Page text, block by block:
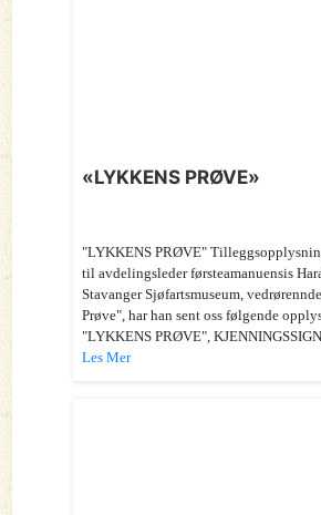
«LYKKENS PRØVE»
"LYKKENS PRØVE"
til avdelingsleder førsteamanuensis
Stavanger Sjøfartsmuseum,
Prøve", har han sent oss følgende
"LYKKENS PRØVE",
Les Mer